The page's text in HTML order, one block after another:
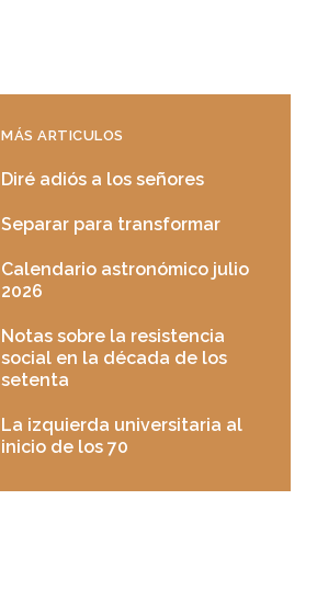
MÁS ARTICULOS
Diré adiós a los señores
Separar para transformar
Calendario astronómico julio
2026
Notas sobre la resistencia
social en la década de los
setenta
La izquierda universitaria al
inicio de los 70